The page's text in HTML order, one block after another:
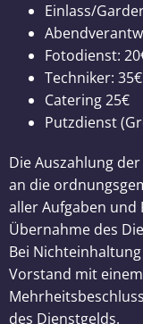
Einlass/
Fotodienst:
Techniker: 35€
Catering 25€
Putzdienst
Die Auszahlung
an die
aller Aufgaben
Übernahme des
Bei
Vorstand mit einem
des Dienstgelds.